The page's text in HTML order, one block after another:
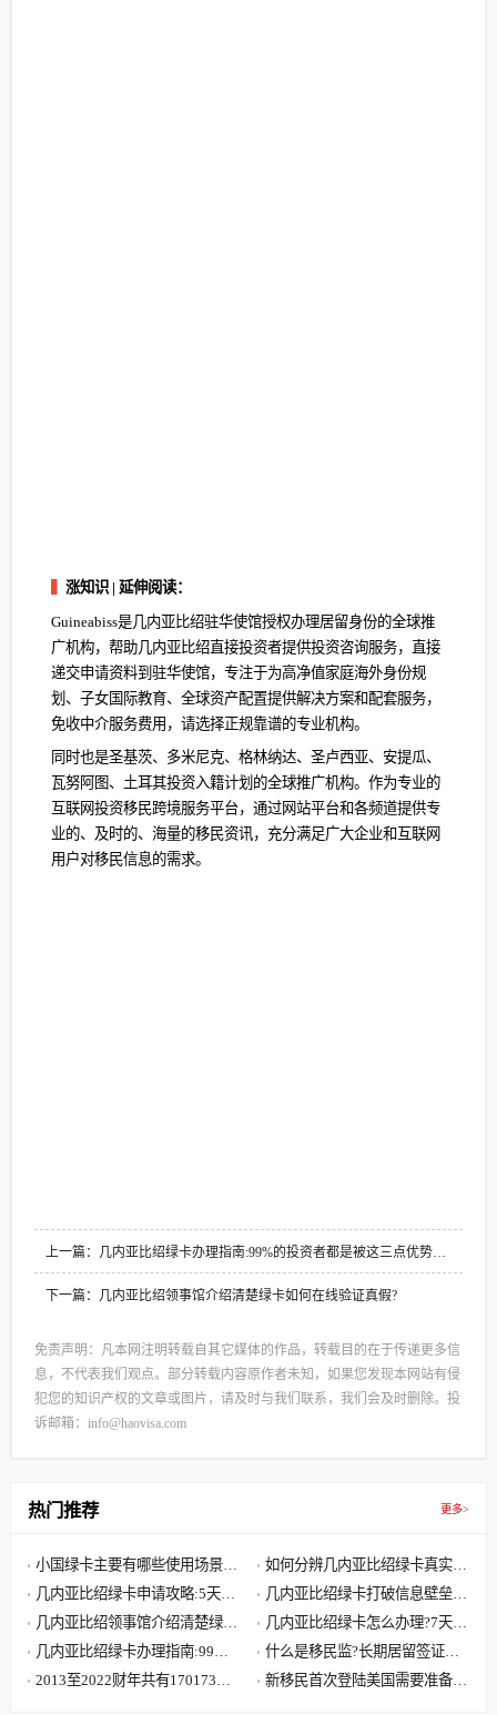
涨知识 | 延伸阅读：
Guineabiss是几内亚比绍驻华使馆授权办理居留身份的全球推
广机构，帮助几内亚比绍直接投资者提供投资咨询服务，直接
递交申请资料到驻华使馆，专注于为高净值家庭海外身份规
划、子女国际教育、全球资产配置提供解决方案和配套服务，
免收中介服务费用，请选择正规靠谱的专业机构。
同时也是圣基茨、多米尼克、格林纳达、圣卢西亚、安提瓜、
瓦努阿图、土耳其投资入籍计划的全球推广机构。作为专业的
互联网投资移民跨境服务平台，通过网站平台和各频道提供专
业的、及时的、海量的移民资讯，充分满足广大企业和互联网
用户对移民信息的需求。
上一篇：几内亚比绍绿卡办理指南:99%的投资者都是被这三点优势吸
引
下一篇：几内亚比绍领事馆介绍清楚绿卡如何在线验证真假?
免责声明：凡本网注明转载自其它媒体的作品，转载目的在于传递更多信
息，不代表我们观点。部分转载内容原作者未知，如果您发现本网站有侵
犯您的知识产权的文章或图片，请及时与我们联系，我们会及时删除。投
诉邮箱：info@haovisa.com
热门推荐 更多>
小国绿卡‌主要有哪些使用场景和
优势?
如何分辨几内亚比绍绿卡真实有
效?
几内亚比绍绿卡申请攻略:5天拿
绿卡,轻松读国际学校
几内亚比绍绿卡打破信息壁垒
助力孩子入读国际学校
几内亚比绍领事馆介绍清楚绿卡
如何在线验证真假?
几内亚比绍绿卡怎么办理?7天轻
松获取第三国永居身份
几内亚比绍绿卡办理指南:99%
的投资者都是被这三点优势吸引
什么是移民监?长期居留签证和
永久居留签证有什么区别?
2013至2022财年共有170173位
新移民首次登陆美国需要准备哪